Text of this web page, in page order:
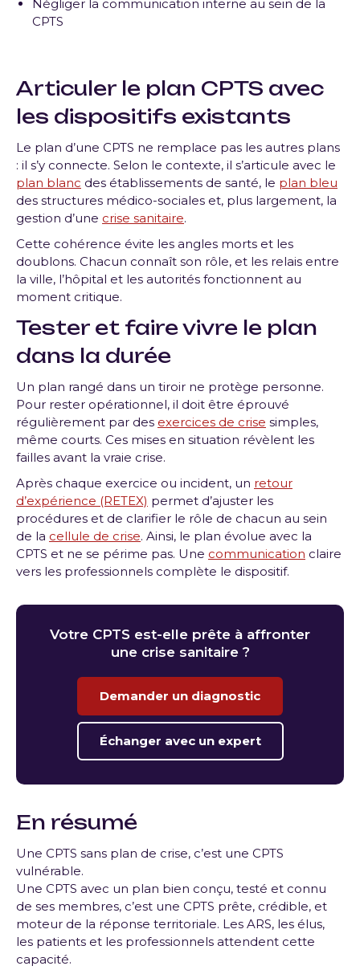
Négliger la communication interne au sein de la
CPTS
Articuler le plan CPTS avec
les dispositifs existants
Le plan d’une CPTS ne remplace pas les autres plans
: il s’y connecte. Selon le contexte, il s’articule avec le
plan blanc des établissements de santé, le plan bleu
des structures médico-sociales et, plus largement, la
gestion d’une crise sanitaire.
Cette cohérence évite les angles morts et les
doublons. Chacun connaît son rôle, et les relais entre
la ville, l’hôpital et les autorités fonctionnent au
moment critique.
Tester et faire vivre le plan
dans la durée
Un plan rangé dans un tiroir ne protège personne.
Pour rester opérationnel, il doit être éprouvé
régulièrement par des exercices de crise simples,
même courts. Ces mises en situation révèlent les
failles avant la vraie crise.
Après chaque exercice ou incident, un retour
d’expérience (RETEX) permet d’ajuster les
procédures et de clarifier le rôle de chacun au sein
de la cellule de crise. Ainsi, le plan évolue avec la
CPTS et ne se périme pas. Une communication claire
vers les professionnels complète le dispositif.
Votre CPTS est-elle prête à affronter
une crise sanitaire ?
Demander un diagnostic
Échanger avec un expert
En résumé
Une CPTS sans plan de crise, c’est une CPTS
vulnérable.
Une CPTS avec un plan bien conçu, testé et connu
de ses membres, c’est une CPTS prête, crédible, et
moteur de la réponse territoriale. Les ARS, les élus,
les patients et les professionnels attendent cette
capacité.